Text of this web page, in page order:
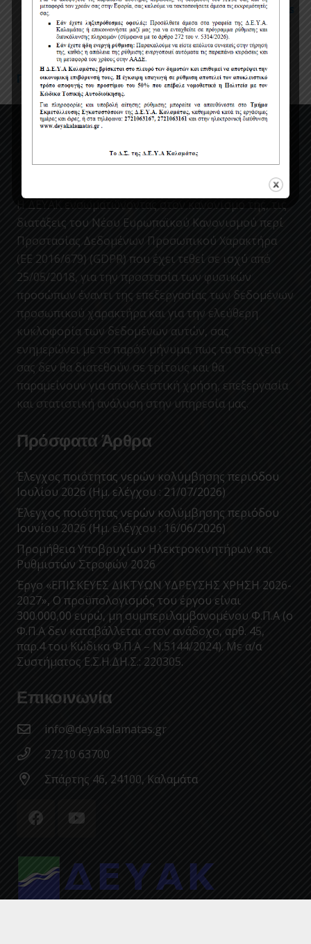
Πολιτική χρήσης cookies
Όροι χρήσης
Πολιτική Προστασίας Προσωπικών Δεδομένων
Η ΔΕΥΑΚ ενσωματώνοντας στον κανονισμο της, τις
διατάξεις του Νέου Ευρωπαϊκού Κανονισμού περί
Προστασίας Δεδομένων Προσωπικού Χαρακτήρα
(ΕΕ 2016/679) (GDPR) που έχει τεθεί σε ισχύ από
25/05/2018, για την προστασία των φυσικών
προσώπων έναντι της επεξεργασίας των δεδομένων
προσωπικού χαρακτήρα και για την ελεύθερη
κυκλοφορία των δεδομένων αυτών, σας
ενημερώνει με το παρόν μήνυμα, πως τα στοιχεία
σας δεν θα διατεθούν σε τρίτους και θα
παραμείνουν για αποκλειστική χρήση, επεξεργασία
και στατιστική ανάλυση στην υπηρεσία μας.
Πρόσφατα Άρθρα
Έλεγχος ποιότητας νερών κολύμβησης περιόδου
Ιουλίου 2026 (Ημ. ελέγχου : 21/07/2026)
Έλεγχος ποιότητας νερών κολύμβησης περιόδου
Ιουνίου 2026 (Ημ. ελέγχου : 16/06/2026)
Προμήθεια Υποβρυχίων Ηλεκτροκινητήρων και
Ρυθμιστών Στροφών 2026
Έργο «ΕΠΙΣΚΕΥΕΣ ΔΙΚΤΥΩΝ ΥΔΡΕΥΣΗΣ ΧΡΗΣΗ 2026-
2027», Ο προϋπολογισμός του έργου είναι
300.000,00 ευρώ, μη συμπεριλαμβανομένου Φ.Π.Α (ο
Φ.Π.Α δεν καταβάλλεται στον ανάδοχο, αρθ. 45,
παρ.4 του Κώδικα Φ.Π.Α – Ν.5144/2024). Με α/α
Συστήματος Ε.Σ.Η.ΔΗ.Σ.: 220305.
Επικοινωνία
info@deyakalamatas.gr
27210 63700
Σπάρτης 46, 24100, Καλαμάτα